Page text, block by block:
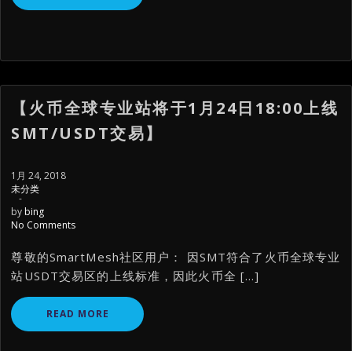
【火币全球专业站将于1月24日18:00上线
SMT/USDT交易】
1月 24, 2018
未分类
-
by bing
No Comments
尊敬的SmartMesh社区用户： 因SMT符合了火币全球专业
站USDT交易区的上线标准，因此火币全 […]
READ MORE